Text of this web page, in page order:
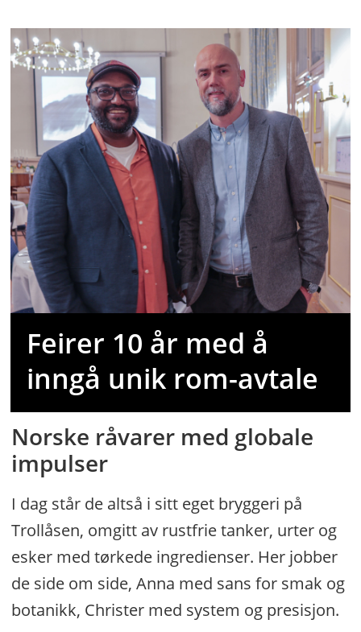
Feirer 10 år med å
inngå unik rom-avtale
Norske råvarer med globale
impulser
I dag står de altså i sitt eget bryggeri på
Trollåsen, omgitt av rustfrie tanker, urter og
esker med tørkede ingredienser. Her jobber
de side om side, Anna med sans for smak og
botanikk, Christer med system og presisjon.